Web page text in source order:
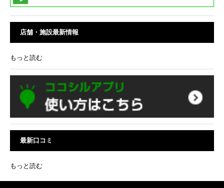
店舗・施設最新情報
もっと読む
最新口コミ
もっと読む